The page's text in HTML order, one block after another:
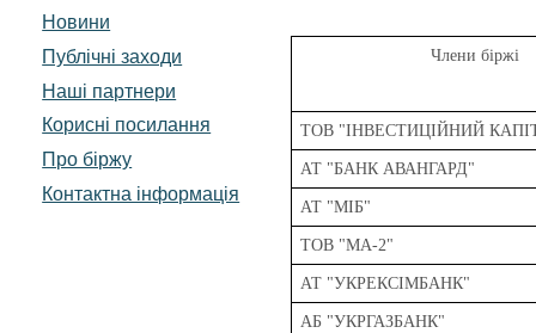
Новини
Публічні заходи
Наші партнери
Корисні посилання
Про біржу
Контактна інформація
Члени біржі
ТОВ "ІНВЕСТИЦІЙНИЙ
АТ "БАНК АВАНГАРД"
АТ "МІБ"
ТОВ "МА-2"
АТ "УКРЕКСІМБАНК"
АБ "УКРГАЗБАНК"